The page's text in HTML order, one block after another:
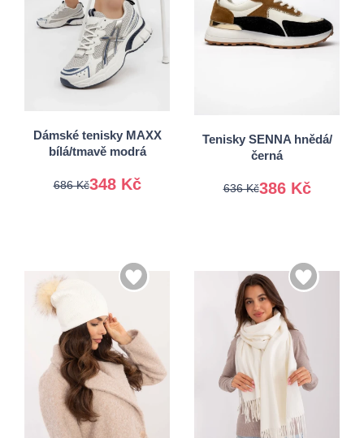
Dámské tenisky MAXX
bílá/tmavě modrá
348 Kč
686 Kč
37 38
Tenisky SENNA hnědá/
černá
386 Kč
636 Kč
36 37